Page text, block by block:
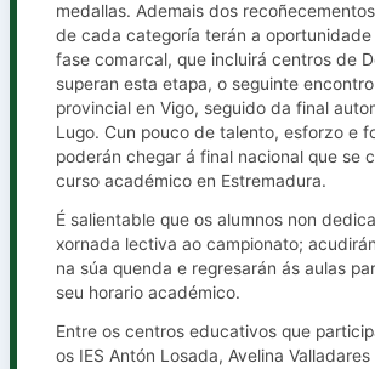
medallas. Ademais dos
de cada categoría terán a
fase comarcal, que incluirá centros de
superan esta etapa, o seguinte
provincial en Vigo, seguido da final
Lugo. Cun pouco de talento, esforzo e
poderán chegar á final nacional que se
curso académico en Estremadura.
É salientable que os alumnos non
xornada lectiva ao campionato;
na súa quenda e regresarán ás aulas
seu horario académico.
Entre os centros educativos que
os IES Antón Losada, Avelina